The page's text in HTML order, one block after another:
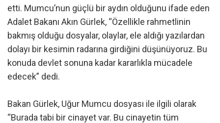
etti. Mumcu’nun güçlü bir aydın olduğunu ifade eden
Adalet Bakanı Akın Gürlek, “Özellikle rahmetlinin
bakmış olduğu dosyalar, olaylar, ele aldığı yazılardan
dolayı bir kesimin radarına girdiğini düşünüyoruz. Bu
konuda devlet sonuna kadar kararlıkla mücadele
edecek” dedi.
Bakan Gürlek, Uğur Mumcu dosyası ile ilgili olarak
“Burada tabi bir cinayet var. Bu cinayetin tüm